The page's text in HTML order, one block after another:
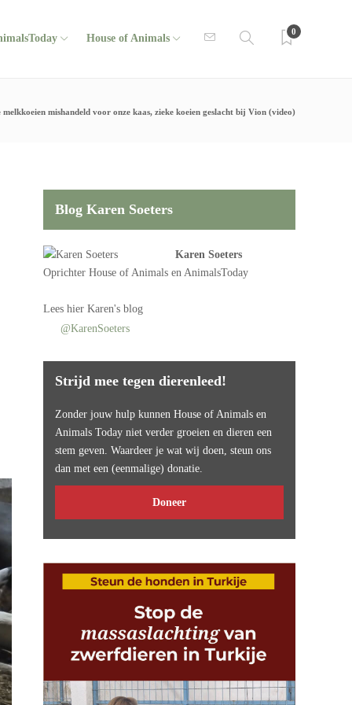
House of Animals
0
melkkoeien mishandeld voor onze kaas, zieke koeien geslacht bij Vion (video)
Blog Karen Soeters
Karen Soeters
OprichterHouse of Animals en AnimalsToday
Leeshier Karen's blog
@KarenSoeters
Strijd mee tegen dierenleed!
Zonder jouw hulp kunnen House of Animals en
Animals Today niet verder groeien en dieren een
stem geven. Waardeer je wat wij doen, steun ons
dan met een (eenmalige) donatie.
Doneer